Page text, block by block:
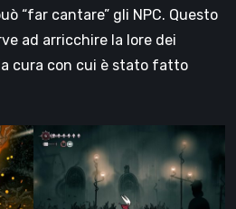
“far cantare” gli NPC. Questo
ad arricchire la lore dei
cura con cui è stato fatto